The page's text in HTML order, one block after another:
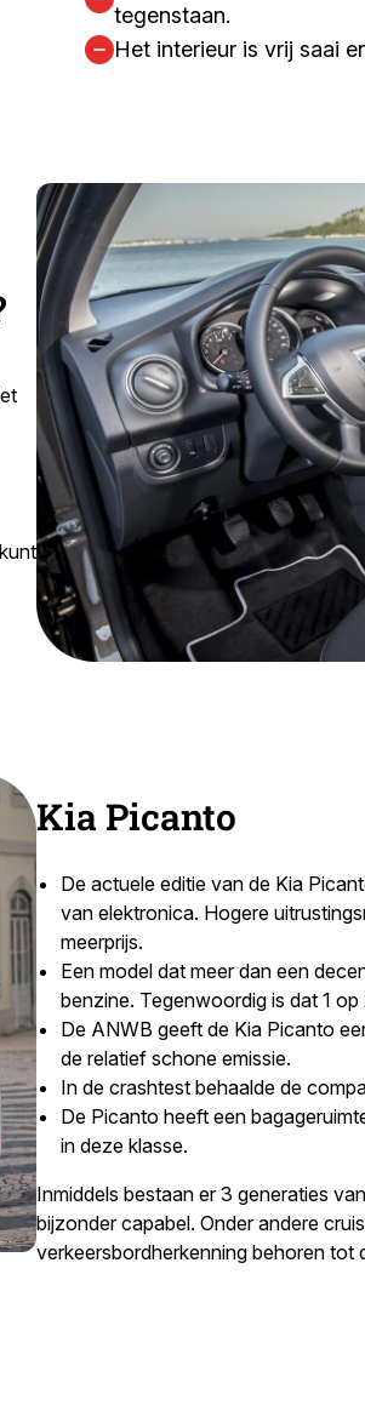
tegenstaan.
Het interieur is vrij saai
Kia Picanto
De actuele editie van de Kia
van elektronica. Hogere
meerprijs.
Een model dat meer dan een
benzine. Tegenwoordig is dat 1 op
De ANWB geeft de Kia Picanto
de relatief schone emissie.
In de crashtest behaalde de
De Picanto heeft een
in deze klasse.
Inmiddels bestaan er 3 generaties
bijzonder capabel. Onder andere
verkeersbordherkenning behoren tot